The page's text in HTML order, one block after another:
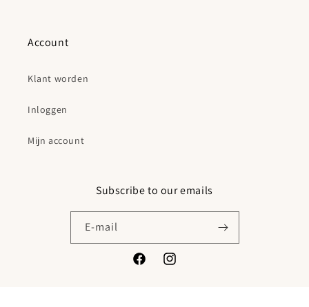
Account
Klant worden
Inloggen
Mijn account
Subscribe to our emails
E‑mail
FacebookInstagram